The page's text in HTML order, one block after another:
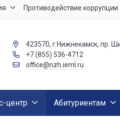
Противодействие коррупции
423570, г.Нижнекамск, пр.
+7 (855) 536-4712
office@nzh.ieml.ru
центр Абитуриентам